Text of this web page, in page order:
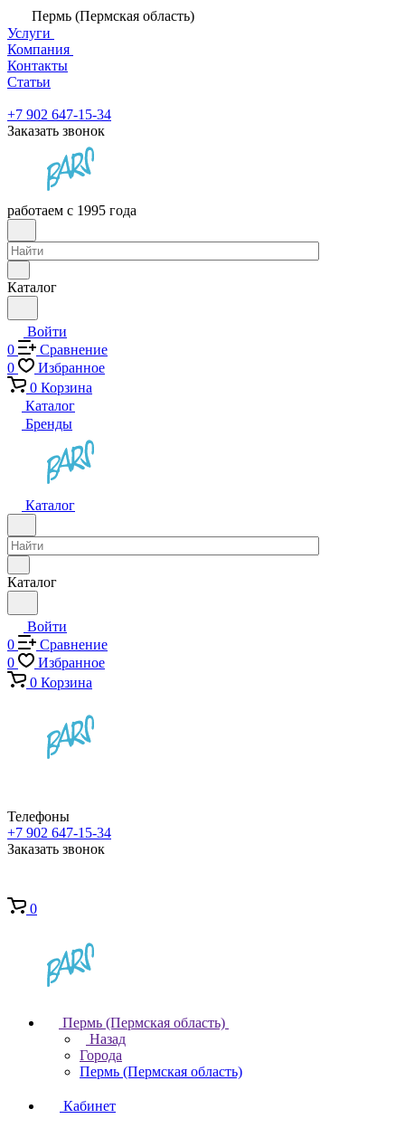
Пермь (Пермская область)
Услуги
Компания
Контакты
Статьи
+7 902 647-15-34
Заказать звонок
работаем с 1995 года
Каталог
Войти
0
Сравнение
0
Избранное
0 Корзина
Каталог
Бренды
Каталог
Каталог
Войти
0
Сравнение
0
Избранное
0 Корзина
Телефоны
+7 902 647-15-34
Заказать звонок
0
Пермь (Пермская область)
Назад
Города
Пермь (Пермская область)
Кабинет